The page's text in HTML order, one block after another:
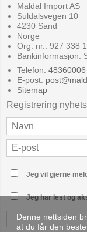
Denne nettsiden
at du får den
Maldal Import AS
Suldalsvegen 10
4230 Sand
Norge
Org. nr.: 927 338
Bankinformasjon:
Telefon: 48360006
E-post:
Sitemap
Registrering
Jeg vil gjerne
Jeg har lest og